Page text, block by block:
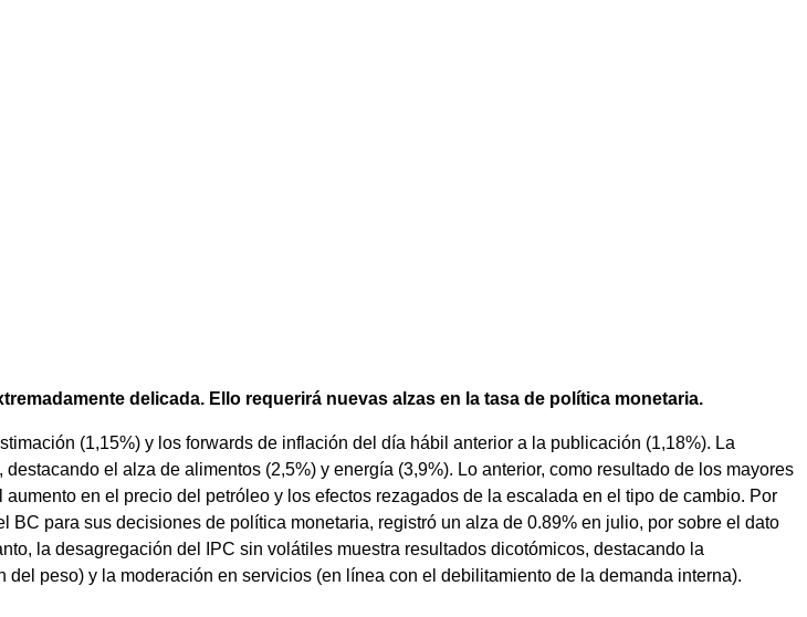
delicada. Ello requerirá nuevas alzas en la tasa de política monetaria.
(1,15%) y los forwards de inflación del día hábil anterior a la publicación (1,18%). La
el alza de alimentos (2,5%) y energía (3,9%). Lo anterior, como resultado de los mayores
en el precio del petróleo y los efectos rezagados de la escalada en el tipo de cambio. Por
para sus decisiones de política monetaria, registró un alza de 0.89% en julio, por sobre el dato
la desagregación del IPC sin volátiles muestra resultados dicotómicos, destacando la
peso) y la moderación en servicios (en línea con el debilitamiento de la demanda interna).